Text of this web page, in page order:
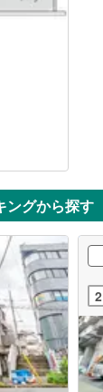
ングから探す
2